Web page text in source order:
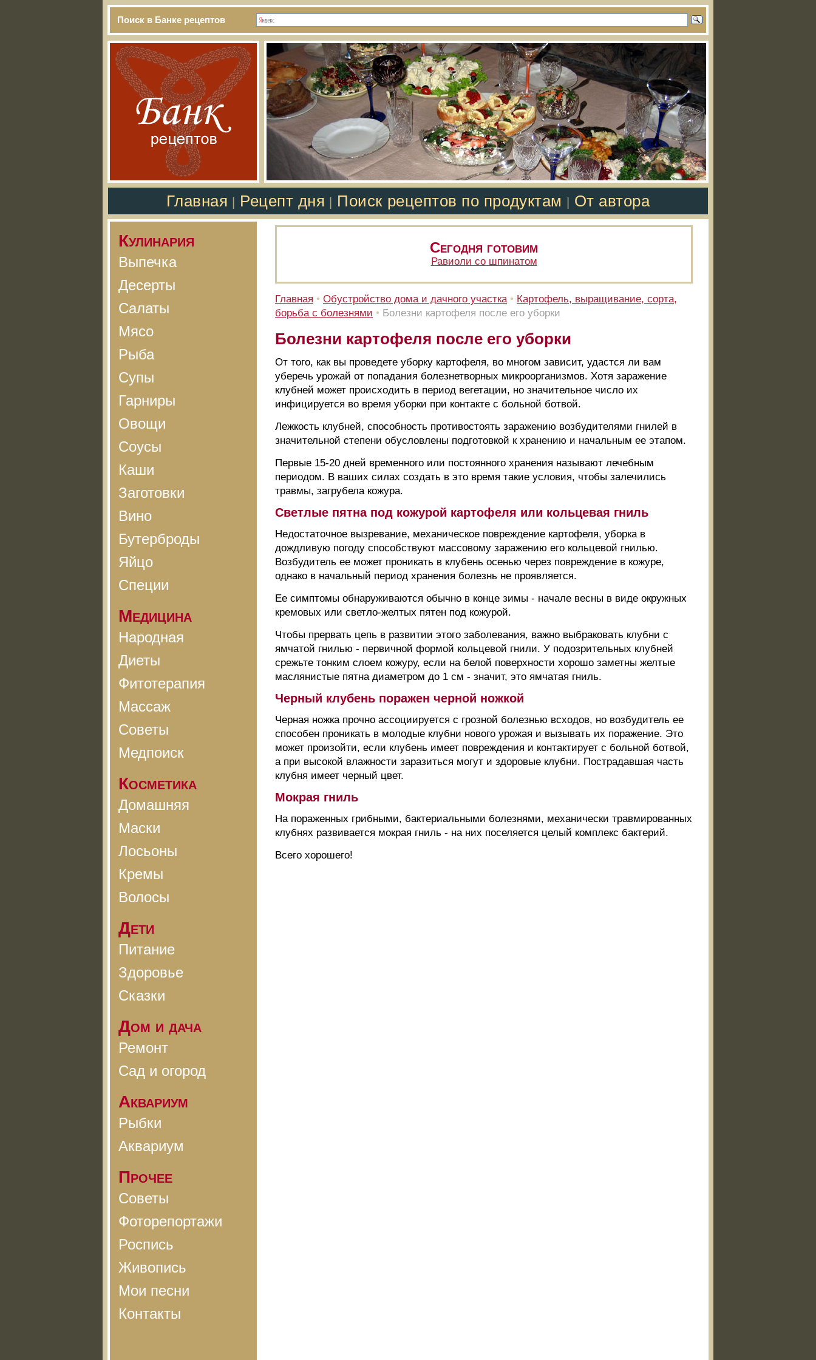
Поиск в Банке рецептов
Главная Рецепт дня Поиск рецептов по продуктам От автора
Кулинария
Выпечка
Десерты
Салаты
Мясо
Рыба
Супы
Гарниры
Овощи
Соусы
Каши
Заготовки
Вино
Бутерброды
Яйцо
Специи
Медицина
Народная
Диеты
Фитотерапия
Массаж
Советы
Медпоиск
Косметика
Домашняя
Маски
Лосьоны
Кремы
Волосы
Дети
Питание
Здоровье
Сказки
Дом и дача
Ремонт
Сад и огород
Аквариум
Рыбки
Аквариум
Прочее
Советы
Фоторепортажи
Роспись
Живопись
Мои песни
Контакты
Сегодня готовим
Равиоли со шпинатом
Главная • Обустройство дома и дачного участка • Картофель, выращивание, сорта,
борьба с болезнями • Болезни картофеля после его уборки
Болезни картофеля после его уборки
От того, как вы проведете уборку картофеля, во многом зависит, удастся ли вам
уберечь урожай от попадания болезнетворных микроорганизмов. Хотя заражение
клубней может происходить в период вегетации, но значительное число их
инфицируется во время уборки при контакте с больной ботвой.
Лежкость клубней, способность противостоять заражению возбудителями гнилей в
значительной степени обусловлены подготовкой к хранению и начальным ее этапом.
Первые 15-20 дней временного или постоянного хранения называют лечебным
периодом. В ваших силах создать в это время такие условия, чтобы залечились
травмы, загрубела кожура.
Светлые пятна под кожурой картофеля или кольцевая гниль
Недостаточное вызревание, механическое повреждение картофеля, уборка в
дождливую погоду способствуют массовому заражению его кольцевой гнилью.
Возбудитель ее может проникать в клубень осенью через повреждение в кожуре,
однако в начальный период хранения болезнь не проявляется.
Ее симптомы обнаруживаются обычно в конце зимы - начале весны в виде окружных
кремовых или светло-желтых пятен под кожурой.
Чтобы прервать цепь в развитии этого заболевания, важно выбраковать клубни с
ямчатой гнилью - первичной формой кольцевой гнили. У подозрительных клубней
срежьте тонким слоем кожуру, если на белой поверхности хорошо заметны желтые
маслянистые пятна диаметром до 1 см - значит, это ямчатая гниль.
Черный клубень поражен черной ножкой
Черная ножка прочно ассоциируется с грозной болезнью всходов, но возбудитель ее
способен проникать в молодые клубни нового урожая и вызывать их поражение. Это
может произойти, если клубень имеет повреждения и контактирует с больной ботвой,
а при высокой влажности заразиться могут и здоровые клубни. Пострадавшая часть
клубня имеет черный цвет.
Мокрая гниль
На пораженных грибными, бактериальными болезнями, механически травмированных
клубнях развивается мокрая гниль - на них поселяется целый комплекс бактерий.
Всего хорошего!